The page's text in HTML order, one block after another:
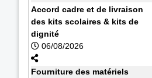
Accord cadre et de livraison
des kits scolaires & kits de
dignité
06/08/2026
Fourniture des matériels